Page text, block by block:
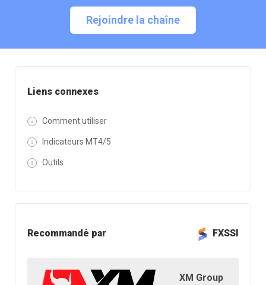
Liens connexes
Comment utiliser
Indicateurs MT4/5
Outils
Recommandé par FXSSI
XM Group
Rejoindre la chaîne